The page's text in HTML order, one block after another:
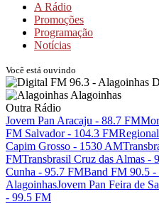
A Rádio
Promoções
Programação
Notícias
Você está ouvindo
Alagoinhas
Outra Rádio
Jovem Pan Aracaju - 88.7 FM
FM Salvador - 104.3 FM
Capim Grosso - 1530 AM
FMTransbrasil Cruz das Almas -
Cunha - 95.7 FMBand FM 90.5 -
AlagoinhasJovem Pan Feira de
- 99.5 FM